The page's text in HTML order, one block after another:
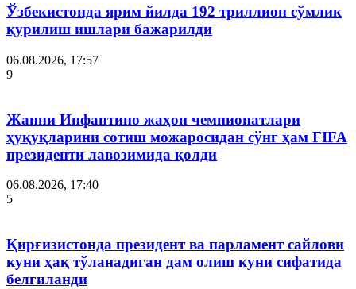
Ўзбекистонда ярим йилда 192 триллион сўмлик
қурилиш ишлари бажарилди
06.08.2026, 17:57
9
Жанни Инфантино жаҳон чемпионатлари
ҳуқуқларини сотиш можаросидан сўнг ҳам FIFA
президенти лавозимида қолди
06.08.2026, 17:40
5
Қирғизистонда президент ва парламент сайлови
куни ҳақ тўланадиган дам олиш куни сифатида
белгиланди